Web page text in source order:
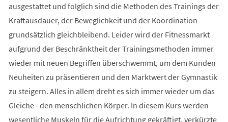
ausgestattet und folglich sind die Methoden des Trainings der
Kraftausdauer, der Beweglichkeit und der Koordination
grundsätzlich gleichbleibend. Leider wird der Fitnessmarkt
aufgrund der Beschränktheit der Trainingsmethoden immer
wieder mit neuen Begriffen überschwemmt, um dem Kunden
Neuheiten zu präsentieren und den Marktwert der Gymnastik
zu steigern. Alles in allem dreht es sich immer wieder um das
Gleiche - den menschlichen Körper. In diesem Kurs werden
wesentliche Muskeln für die Aufrichtung gekräftigt, verkürzte